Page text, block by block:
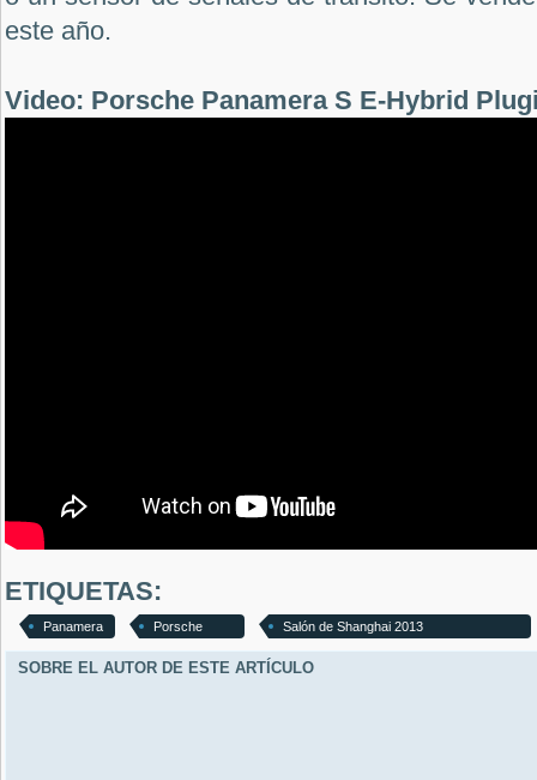
este año.
Video: Porsche Panamera S E-Hybrid
ETIQUETAS:
Panamera Porsche Salón de Shanghai 2013
SOBRE EL AUTOR DE ESTE ARTÍCULO